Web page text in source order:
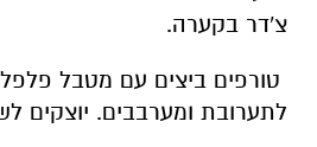
צ'דר בקערה.
טורפים ביצים עם מטבל
לתערובת ומערבבים. יוצקים לשקעים